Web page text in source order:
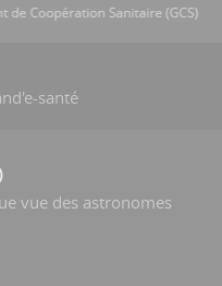
santé
vue des astronomes